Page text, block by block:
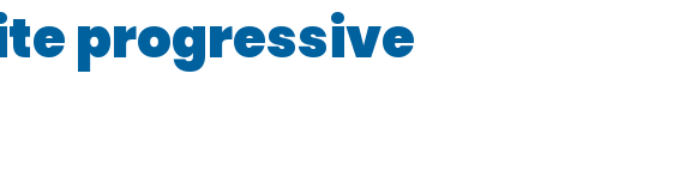
progressive